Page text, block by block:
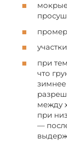
при
что
зимнее
между
при
—